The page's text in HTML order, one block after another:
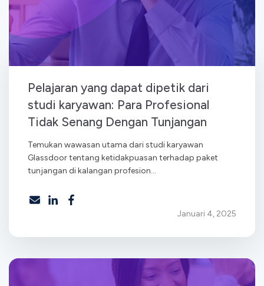
Pelajaran yang dapat dipetik dari
studi karyawan: Para Profesional
Tidak Senang Dengan Tunjangan
Temukan wawasan utama dari studi karyawan
Glassdoor tentang ketidakpuasan terhadap paket
tunjangan di kalangan profesion...
Januari 4, 2025